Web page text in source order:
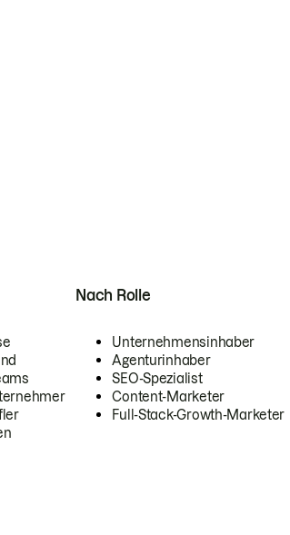
Nach Rolle
Unternehmensinhaber
Agenturinhaber
SEO-Spezialist
Content-Marketer
Full-Stack-Growth-Marketer